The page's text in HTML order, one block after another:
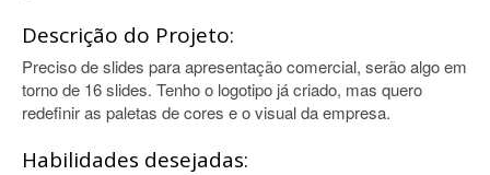
Descrição do Projeto:
Preciso de slides para apresentação comercial, serão algo em
torno de 16 slides. Tenho o logotipo já criado, mas quero
redefinir as paletas de cores e o visual da empresa.
Habilidades desejadas: